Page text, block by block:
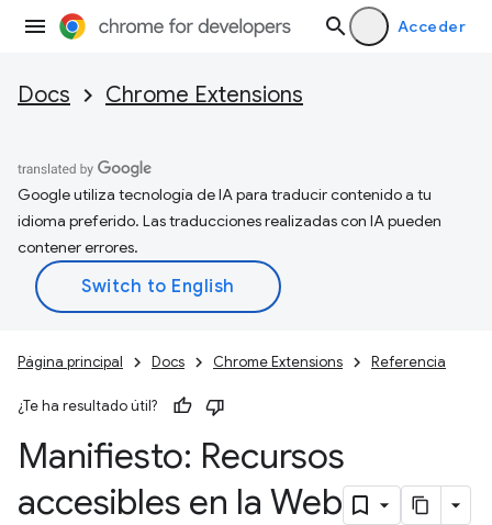
Acceder
Docs Chrome Extensions
Google utiliza tecnología de IA para traducir contenido a tu
idioma preferido. Las traducciones realizadas con IA pueden
contener errores.
Página principal Docs Chrome Extensions Referencia
¿Te ha resultado útil?
Manifiesto: Recursos
accesibles en la Web